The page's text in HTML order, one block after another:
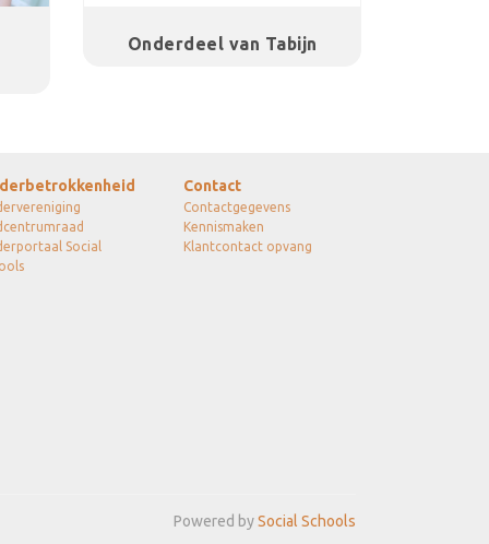
Onderdeel van Tabijn
Social
Contact
Contactgegevens
Kennismaken
Klantcontact opvang
Powered bySocial Schools